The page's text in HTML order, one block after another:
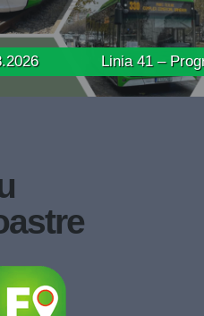
Linia 41 – Program de